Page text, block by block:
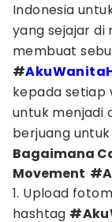
Indonesia
yang sejajar di
membuat
#
kepada setiap
untuk menjadi
berjuang
Bagaimana
Movement
1. Upload
hashtag